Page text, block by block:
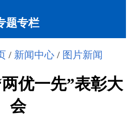
题专栏
/ 新闻中心 / 图片新闻
优一先”表彰大
会